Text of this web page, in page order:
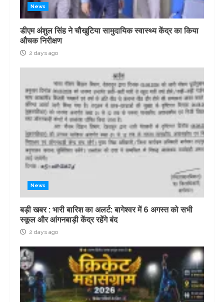
News
डीएम अंशुल सिंह ने चौखुटिया सामुदायिक स्वास्थ्य केंद्र का किया
औचक निरीक्षण
2 days ago
News
बड़ी खबर : भारी बारिश का अलर्ट: बागेश्वर में 6 अगस्त को सभी
स्कूल और आंगनबाड़ी केंद्र रहेंगे बंद
2 days ago